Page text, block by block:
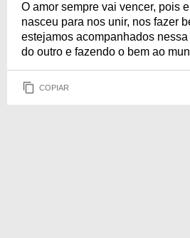
O amor sempre vai vencer, pois
nasceu para nos unir, nos fazer
estejamos acompanhados
do outro e fazendo o bem ao
COPIAR